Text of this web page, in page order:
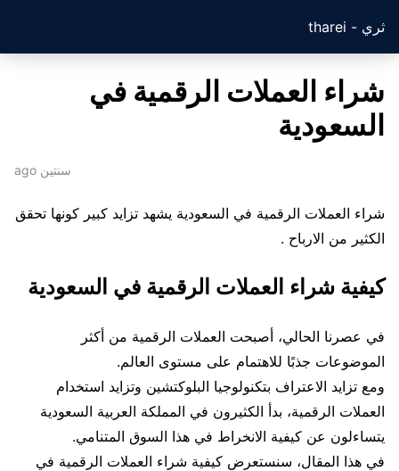
ثري - tharei
شراء العملات الرقمية في
السعودية
سنتين ago
شراء العملات الرقمية في السعودية يشهد تزايد كبير كونها تحقق
الكثير من الارباح .
كيفية شراء العملات الرقمية في السعودية
في عصرنا الحالي، أصبحت العملات الرقمية من أكثر
الموضوعات جذبًا للاهتمام على مستوى العالم.
ومع تزايد الاعتراف بتكنولوجيا البلوكتشين وتزايد استخدام
العملات الرقمية، بدأ الكثيرون في المملكة العربية السعودية
يتساءلون عن كيفية الانخراط في هذا السوق المتنامي.
في هذا المقال، سنستعرض كيفية شراء العملات الرقمية في